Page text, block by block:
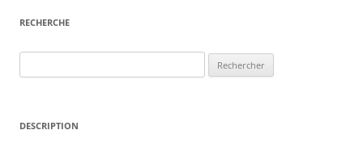
RECHERCHE
DESCRIPTION